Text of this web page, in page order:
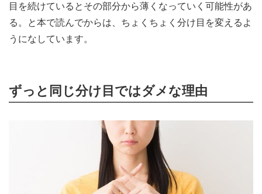
目を続けているとその部分から薄くなっていく可能性があ
る。と本で読んでからは、ちょくちょく分け目を変えるよ
うになしています。
ずっと同じ分け目ではダメな理由